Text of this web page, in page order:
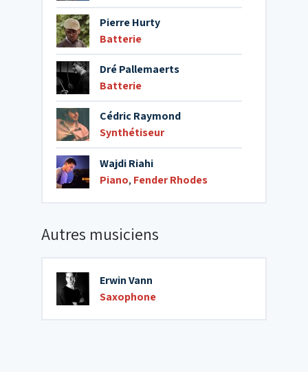
Pierre Hurty
Batterie
Dré Pallemaerts
Batterie
Cédric Raymond
Synthétiseur
Wajdi Riahi
Piano, Fender Rhodes
Autres musiciens
Erwin Vann
Saxophone